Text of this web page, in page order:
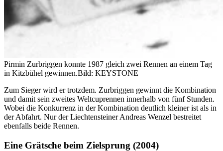
Pirmin Zurbriggen konnte 1987 gleich zwei Rennen an einem Tag
in Kitzbühel gewinnen.Bild: KEYSTONE
Zum Sieger wird er trotzdem. Zurbriggen gewinnt die Kombination
und damit sein zweites Weltcuprennen innerhalb von fünf Stunden.
Wobei die Konkurrenz in der Kombination deutlich kleiner ist als in
der Abfahrt. Nur der Liechtensteiner Andreas Wenzel bestreitet
ebenfalls beide Rennen.
Eine Grätsche beim Zielsprung (2004)